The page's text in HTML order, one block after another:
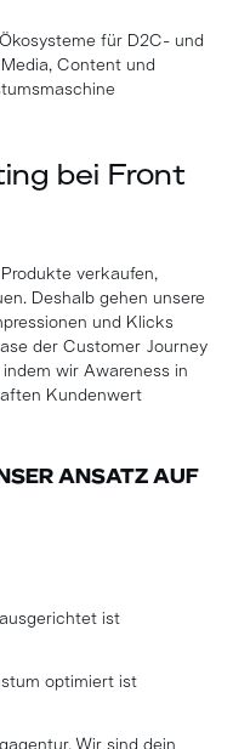
für D2C- und
Content und
bei Front
verkaufen,
Deshalb gehen unsere
und Klicks
der Customer Journey
wir Awareness in
Kundenwert
ANSATZ AUF
ist
optimiert ist